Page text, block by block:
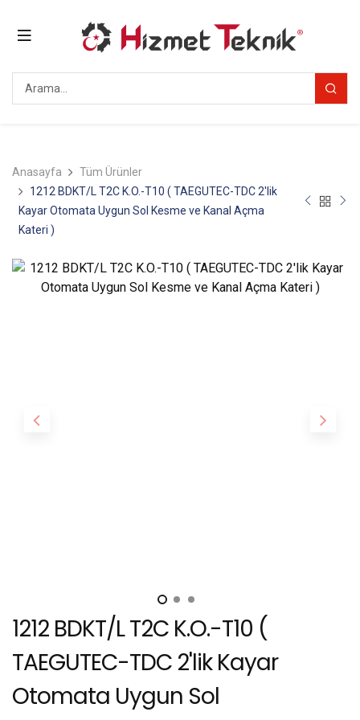
Anasayfa
Tüm Ürünler
1212 BDKT/L T2C K.O.-T10 ( TAEGUTEC-TDC 2'lik
Kayar Otomata Uygun Sol Kesme ve Kanal Açma
Kateri )
1212 BDKT/L T2C K.O.-T10 (
TAEGUTEC-TDC 2'lik Kayar
Otomata Uygun Sol